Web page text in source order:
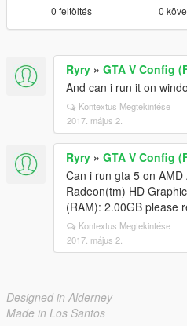
0 feltöltés 0
Ryry » GTA V Config
And can i run it on
Kontextus Megtekintése
2017. május 2.
Ryry » GTA V Config
Can i run gta 5 on AMD
Radeon(tm) HD
(RAM): 2.00GB please
Kontextus Megtekintése
2017. május 2.
Designed in Alderney
Made in Los Santos